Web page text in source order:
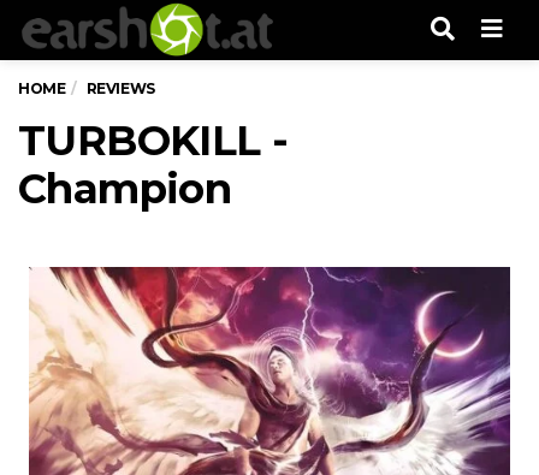
HOME REVIEWS
TURBOKILL -
Champion